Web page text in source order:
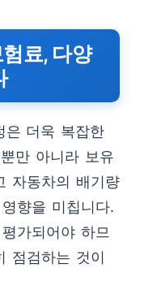
료, 다양
은 더욱 복잡한
만 아니라 보유
자동차의 배기량
향을 미칩니다.
가되어야 하므
점검하는 것이